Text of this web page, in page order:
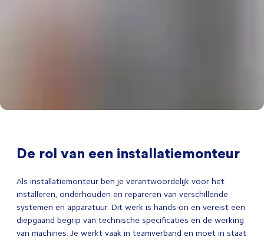
De rol van een installatiemonteur
Als installatiemonteur ben je verantwoordelijk voor het
installeren, onderhouden en repareren van verschillende
systemen en apparatuur. Dit werk is hands-on en vereist een
diepgaand begrip van technische specificaties en de werking
van machines. Je werkt vaak in teamverband en moet in staat